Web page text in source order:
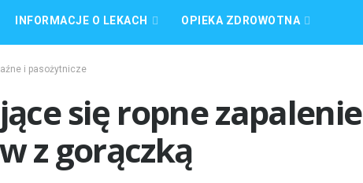
INFORMACJE O LEKACH OPIEKA ZDROWOTNA
i pasożytnicze
się ropne zapalenie
z gorączką